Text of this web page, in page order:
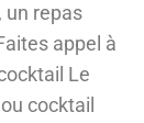
un repas
appel à
Le
cocktail